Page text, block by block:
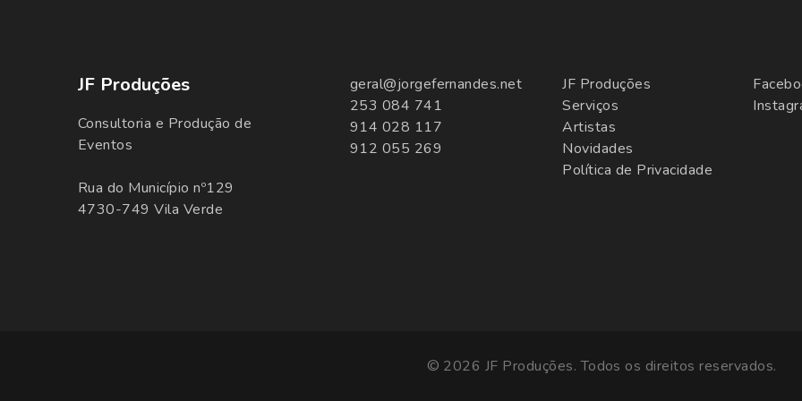
JF Produções
Consultoria e Produção de
Eventos
Rua do Município nº129
4730-749 Vila Verde
geral@jorgefernandes.net
253 084 741
914 028 117
912 055 269
JF Produções
Serviços
Artistas
Novidades
Política de Privacidade
© 2026 JF Produções. Todos os direitos reservados.